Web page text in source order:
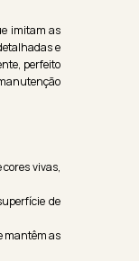
imitam as
e
perfeito
vivas,
de
mantêm as